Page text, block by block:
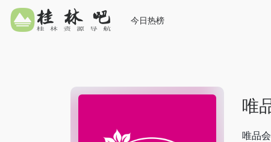
今日热榜
唯
唯品